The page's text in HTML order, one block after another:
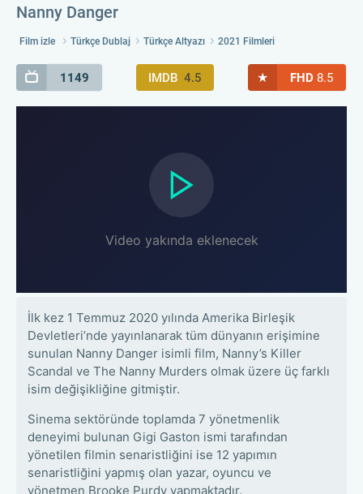
Nanny Danger
Film izle Türkçe Dublaj Türkçe Altyazı 2021 Filmleri
1149 IMDB 4.5 ★ FHD 8.5
İlk kez 1 Temmuz 2020 yılında Amerika Birleşik
Devletleri’nde yayınlanarak tüm dünyanın erişimine
sunulan Nanny Danger isimli film, Nanny’s Killer
Scandal ve The Nanny Murders olmak üzere üç farklı
isim değişikliğine gitmiştir.
Sinema sektöründe toplamda 7 yönetmenlik
deneyimi bulunan Gigi Gaston ismi tarafından
yönetilen filmin senaristliğini ise 12 yapımın
senaristliğini yapmış olan yazar, oyuncu ve
yönetmen Brooke Purdy yapmaktadır.
Video yakında eklenecek